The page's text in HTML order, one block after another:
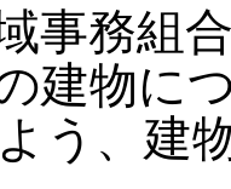
事務組
建物に
う、建